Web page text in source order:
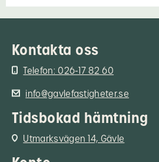
Kontakta oss
Telefon: 026-17 82 60
info@gavlefastigheter.se
Tidsbokad hämtning
Utmarksvägen 14, Gävle